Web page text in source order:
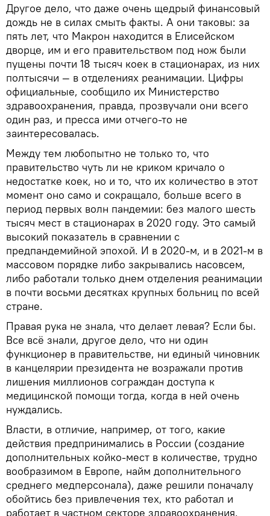
Другое дело, что даже очень щедрый финансовый
дождь не в силах смыть факты. А они таковы: за
пять лет, что Макрон находится в Елисейском
дворце, им и его правительством под нож были
пущены почти 18 тысяч коек в стационарах, из них
полтысячи — в отделениях реанимации. Цифры
официальные, сообщило их Министерство
здравоохранения, правда, прозвучали они всего
один раз, и пресса ими отчего-то не
заинтересовалась.
Между тем любопытно не только то, что
правительство чуть ли не криком кричало о
недостатке коек, но и то, что их количество в этот
момент оно само и сокращало, больше всего в
период первых волн пандемии: без малого шесть
тысяч мест в стационарах в 2020 году. Это самый
высокий показатель в сравнении с
предпандемийной эпохой. И в 2020-м, и в 2021-м в
массовом порядке либо закрывались насовсем,
либо работали только днем отделения реанимации
в почти восьми десятках крупных больниц по всей
стране.
Правая рука не знала, что делает левая? Если бы.
Все всё знали, другое дело, что ни один
функционер в правительстве, ни единый чиновник
в канцелярии президента не возражали против
лишения миллионов сограждан доступа к
медицинской помощи тогда, когда в ней очень
нуждались.
Власти, в отличие, например, от того, какие
действия предпринимались в России (создание
дополнительных койко-мест в количестве, трудно
вообразимом в Европе, найм дополнительного
среднего медперсонала), даже решили поначалу
обойтись без привлечения тех, кто работал и
работает в частном секторе здравоохранения.